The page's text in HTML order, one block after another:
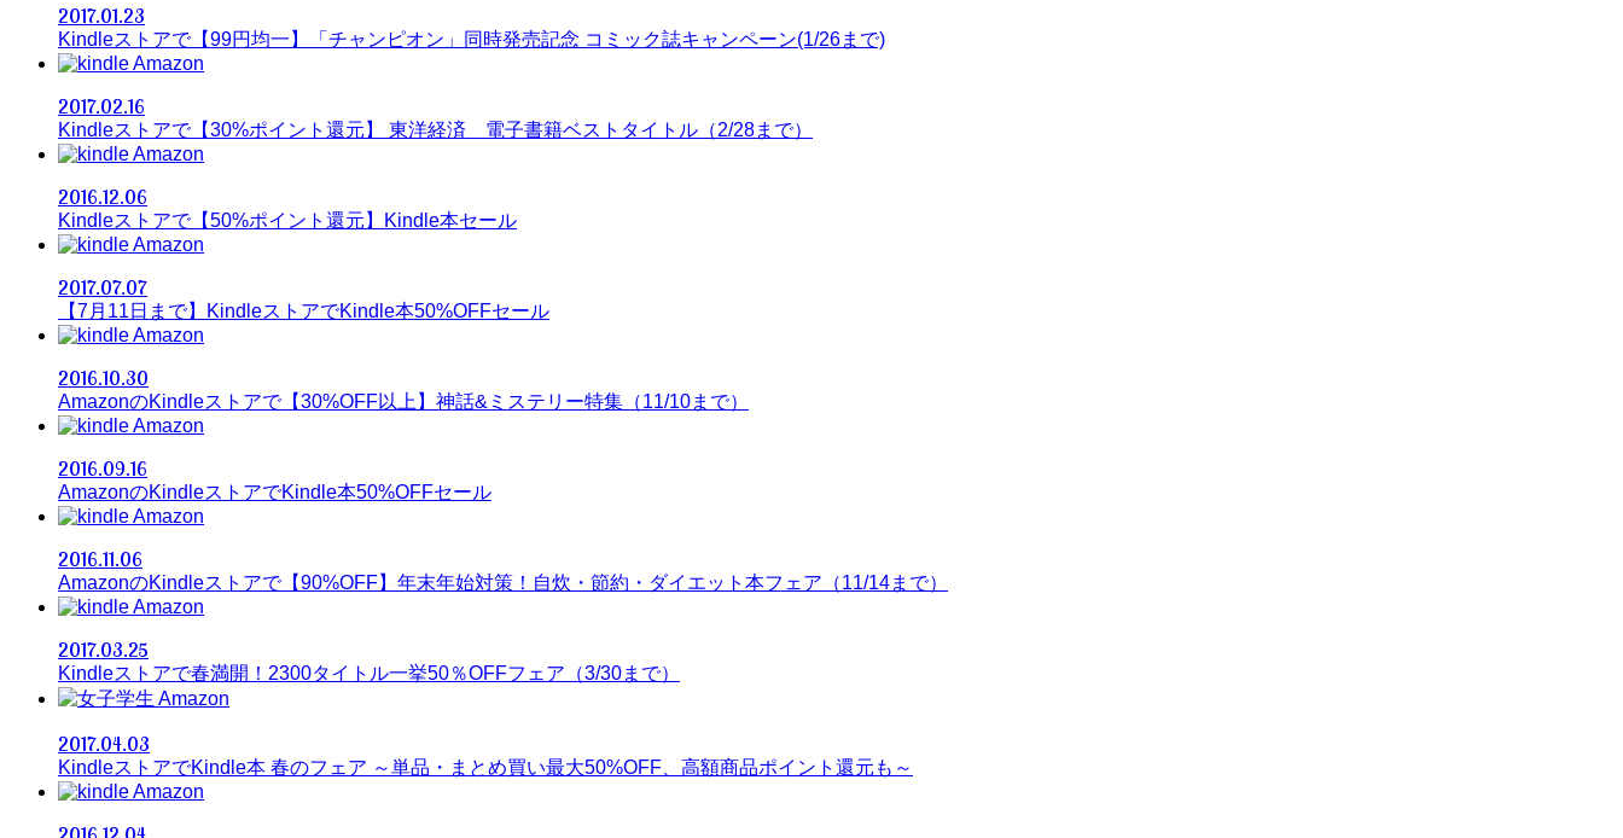
2017.01.23
Kindleストアで【99円均一】「チャンピオン」同時発売記念 コミック誌キャンペーン(1/26まで)
Amazon
2017.02.16
Kindleストアで【30%ポイント還元】 東洋経済 電子書籍ベストタイトル（2/28まで）
Amazon
2016.12.06
Kindleストアで【50%ポイント還元】Kindle本セール
Amazon
2017.07.07
【7月11日まで】KindleストアでKindle本50%OFFセール
Amazon
2016.10.30
AmazonのKindleストアで【30%OFF以上】神話&ミステリー特集（11/10まで）
Amazon
2016.09.16
AmazonのKindleストアでKindle本50%OFFセール
Amazon
2016.11.06
AmazonのKindleストアで【90%OFF】年末年始対策！自炊・節約・ダイエット本フェア（11/14まで）
Amazon
2017.03.25
Kindleストアで春満開！2300タイトル一挙50％OFFフェア（3/30まで）
Amazon
2017.04.03
KindleストアでKindle本 春のフェア ～単品・まとめ買い最大50%OFF、高額商品ポイント還元も～
Amazon